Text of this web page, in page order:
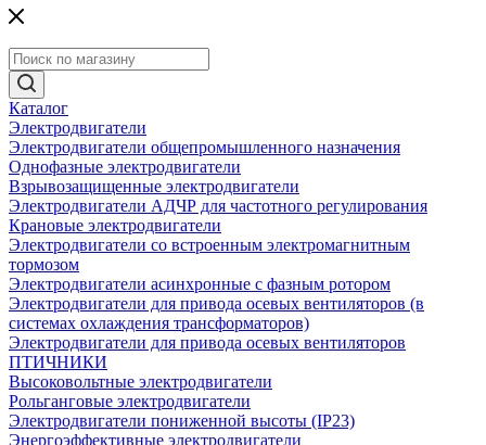
Каталог
Электродвигатели
Электродвигатели общепромышленного назначения
Однофазные электродвигатели
Взрывозащищенные электродвигатели
Электродвигатели АДЧР для частотного регулирования
Крановые электродвигатели
Электродвигатели со встроенным электромагнитным
тормозом
Электродвигатели асинхронные с фазным ротором
Электродвигатели для привода осевых вентиляторов (в
системах охлаждения трансформаторов)
Электродвигатели для привода осевых вентиляторов
ПТИЧНИКИ
Высоковольтные электродвигатели
Рольганговые электродвигатели
Электродвигатели пониженной высоты (IP23)
Энергоэффективные электродвигатели